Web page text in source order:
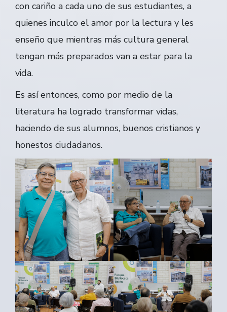
con cariño a cada uno de sus estudiantes, a
quienes inculco el amor por la lectura y les
enseño que mientras más cultura general
tengan más preparados van a estar para la
vida.
Es así entonces, como por medio de la
literatura ha logrado transformar vidas,
haciendo de sus alumnos, buenos cristianos y
honestos ciudadanos.